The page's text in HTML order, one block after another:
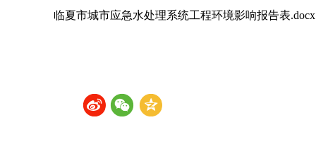
临夏市城市应急水处理系统工程环境影响报告表.docx